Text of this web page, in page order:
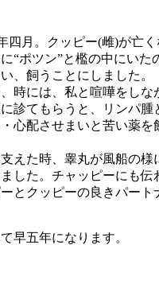
四月。クッピー(雌)が
“ポツン”と檻の中にい
、飼うことにしました。
には、私と喧嘩をしな
てもらうと、リンパ
心配させまいと苦い薬
た時、睾丸が風船の
した。チャッピーにも
とクッピーの良きパー
早五年になります。